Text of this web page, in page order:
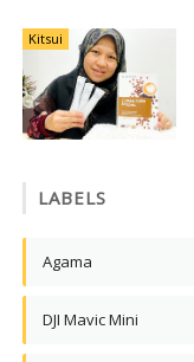
Kitsui
LABELS
Agama
DJI Mavic Mini